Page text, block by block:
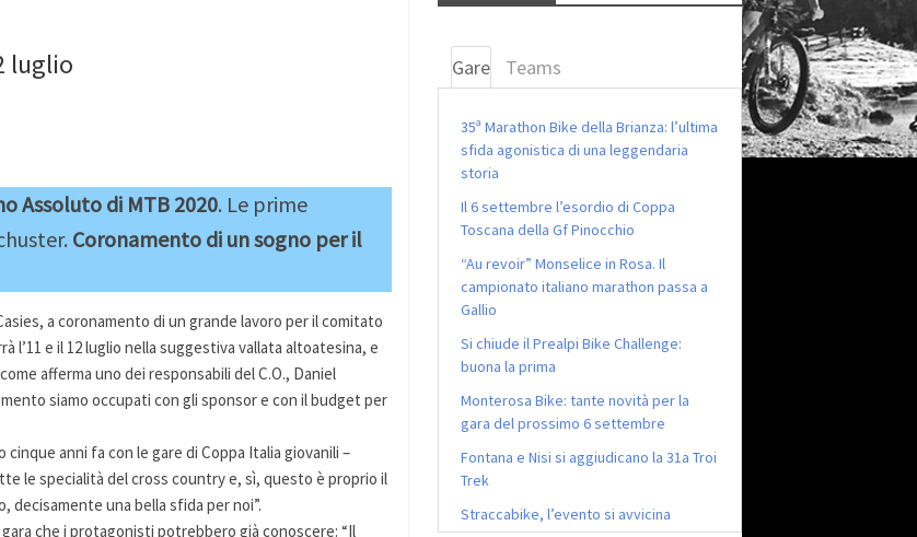
luglio
Assoluto di MTB 2020. Le prime
Coronamento di un sogno per il
a coronamento di un grande lavoro per il comitato
l’11 e il 12 luglio nella suggestiva vallata altoatesina, e
afferma uno dei responsabili del C.O., Daniel
siamo occupati con gli sponsor e con il budget per
anni fa con le gare di Coppa Italia giovanili –
le specialità del cross country e, sì, questo è proprio il
una bella sfida per noi”.
che i protagonisti potrebbero già conoscere: “Il
Gare Teams
35ª Marathon Bike della Brianza: l’ultima
sfida agonistica di una leggendaria
storia
Il 6 settembre l’esordio di Coppa
Toscana della Gf Pinocchio
“Au revoir” Monselice in Rosa. Il
campionato italiano marathon passa a
Gallio
Si chiude il Prealpi Bike Challenge:
buona la prima
Monterosa Bike: tante novità per la
gara del prossimo 6 settembre
Fontana e Nisi si aggiudicano la 31a Troi
Trek
Straccabike, l’evento si avvicina